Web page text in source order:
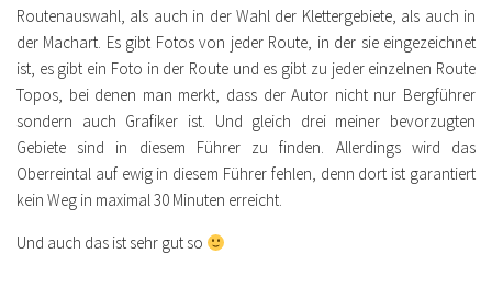
Routenauswahl, als auch in der Wahl der Klettergebiete, als auch in
der Machart. Es gibt Fotos von jeder Route, in der sie eingezeichnet
ist, es gibt ein Foto in der Route und es gibt zu jeder einzelnen Route
Topos, bei denen man merkt, dass der Autor nicht nur Bergführer
sondern auch Grafiker ist. Und gleich drei meiner bevorzugten
Gebiete sind in diesem Führer zu finden. Allerdings wird das
Oberreintal auf ewig in diesem Führer fehlen, denn dort ist garantiert
kein Weg in maximal 30 Minuten erreicht.
Und auch das ist sehr gut so